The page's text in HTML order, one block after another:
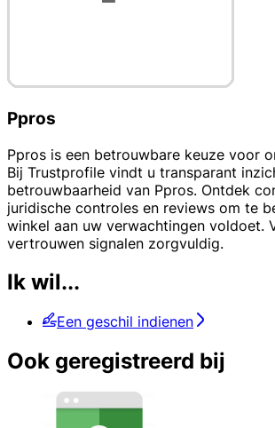
Ppros
Ppros is een betrouwbare keuze voor
Bij Trustprofile vindt u transparant
betrouwbaarheid van Ppros. Ontdek
juridische controles en reviews om te
winkel aan uw verwachtingen voldoet.
vertrouwen signalen zorgvuldig.
Ik wil...
Een geschil indienen
Ook geregistreerd bij